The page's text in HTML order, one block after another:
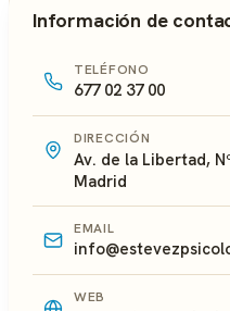
Información de
TELÉFONO
677 02 37 00
DIRECCIÓN
Av. de la Libertad,
Madrid
EMAIL
WEB